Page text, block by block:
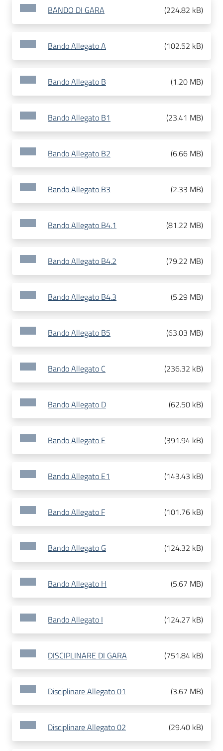
BANDO DI GARA (224.82 kB)
Bando Allegato A (102.52 kB)
Bando Allegato B (1.20 MB)
Bando Allegato B1 (23.41 MB)
Bando Allegato B2 (6.66 MB)
Bando Allegato B3 (2.33 MB)
Bando Allegato B4.1 (81.22 MB)
Bando Allegato B4.2 (79.22 MB)
Bando Allegato B4.3 (5.29 MB)
Bando Allegato B5 (63.03 MB)
Bando Allegato C (236.32 kB)
Bando Allegato D (62.50 kB)
Bando Allegato E (391.94 kB)
Bando Allegato E1 (143.43 kB)
Bando Allegato F (101.76 kB)
Bando Allegato G (124.32 kB)
Bando Allegato H (5.67 MB)
Bando Allegato I (124.27 kB)
DISCIPLINARE DI GARA (751.84 kB)
Disciplinare Allegato 01 (3.67 MB)
Disciplinare Allegato 02 (29.40 kB)